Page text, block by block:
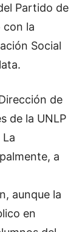
Partido de
con la
Social
de
de la UNLP
a
aunque la
en